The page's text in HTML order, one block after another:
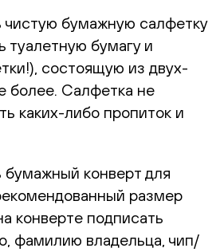
бумажную салфетку
туалетную бумагу и
состоящую из двух-
более. Салфетка не
каких-либо пропиток и
конверт для
размер
конверте подписать
фамилию владельца, чип/